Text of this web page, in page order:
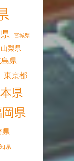
宮城県
山梨県
島県
東京都
県
県
県
県